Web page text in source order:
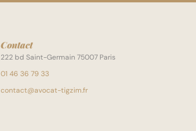
Contact
222 bd Saint-Germain 75007 Paris
01 46 36 79 33
contact@avocat-tigzim.fr